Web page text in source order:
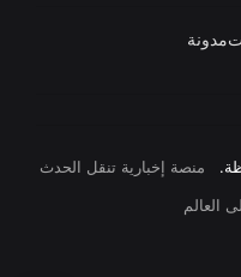
مدونة
منصة إخبارية تنقل الحدث
العالم